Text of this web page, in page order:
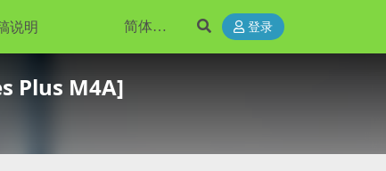
说明 登录
Plus M4A]